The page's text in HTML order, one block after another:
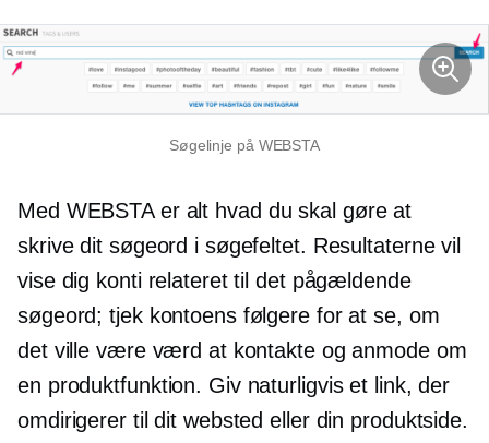
Søgelinje på WEBSTA
Med WEBSTA er alt hvad du skal gøre at
skrive dit søgeord i søgefeltet. Resultaterne vil
vise dig konti relateret til det pågældende
søgeord; tjek kontoens følgere for at se, om
det ville være værd at kontakte og anmode om
en produktfunktion. Giv naturligvis et link, der
omdirigerer til dit websted eller din produktside.